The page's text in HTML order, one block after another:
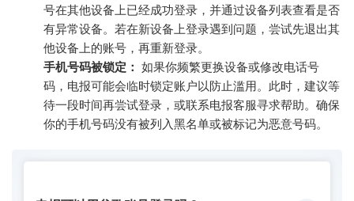
号在其他设备上已经成功登录，并通过设备列表查看是否
有异常设备。若在新设备上登录遇到问题，尝试先退出其
他设备上的账号，再重新登录。
手机号码被锁定： 如果你频繁更换设备或修改电话号
码，电报可能会临时锁定账户以防止滥用。此时，建议等
待一段时间再尝试登录，或联系电报客服寻求帮助。确保
你的手机号码没有被列入黑名单或被标记为恶意号码。